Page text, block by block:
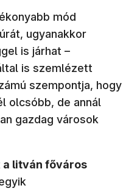
mód
ugyanakkor
is járhat –
is szemlézett
szempontja, hogy
olcsóbb, de annál
gazdag városok
a litván főváros